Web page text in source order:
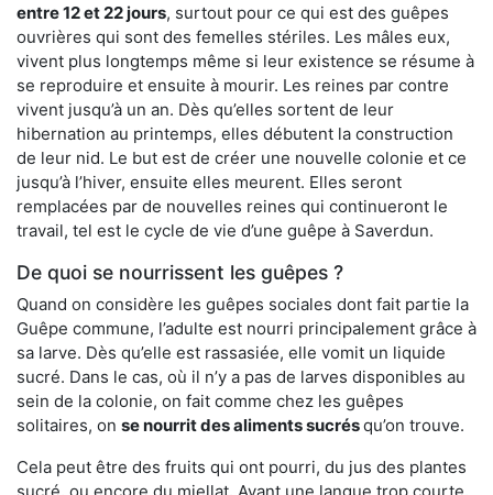
entre 12 et 22 jours, surtout pour ce qui est des guêpes
ouvrières qui sont des femelles stériles. Les mâles eux,
vivent plus longtemps même si leur existence se résume à
se reproduire et ensuite à mourir. Les reines par contre
vivent jusqu’à un an. Dès qu’elles sortent de leur
hibernation au printemps, elles débutent la construction
de leur nid. Le but est de créer une nouvelle colonie et ce
jusqu’à l’hiver, ensuite elles meurent. Elles seront
remplacées par de nouvelles reines qui continueront le
travail, tel est le cycle de vie d’une guêpe à Saverdun.
De quoi se nourrissent les guêpes ?
Quand on considère les guêpes sociales dont fait partie la
Guêpe commune, l’adulte est nourri principalement grâce à
sa larve. Dès qu’elle est rassasiée, elle vomit un liquide
sucré. Dans le cas, où il n’y a pas de larves disponibles au
sein de la colonie, on fait comme chez les guêpes
solitaires, on se nourrit des aliments sucrésqu’on trouve.
Cela peut être des fruits qui ont pourri, du jus des plantes
sucré, ou encore du miellat. Ayant une langue trop courte,